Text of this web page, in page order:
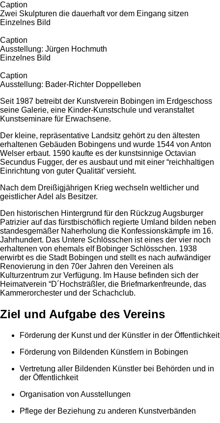
Caption
Zwei Skulpturen die dauerhaft vor dem Eingang sitzen
Einzelnes Bild
Caption
Ausstellung: Jürgen Hochmuth
Einzelnes Bild
Caption
Ausstellung: Bader-Richter Doppelleben
Seit 1987 betreibt der Kunstverein Bobingen im Erdgeschoss
seine Galerie, eine Kinder-Kunstschule und veranstaltet
Kunstseminare für Erwachsene.
Der kleine, repräsentative Landsitz gehört zu den ältesten
erhaltenen Gebäuden Bobingens und wurde 1544 von Anton
Welser erbaut. 1590 kaufte es der kunstsinnige Octavian
Secundus Fugger, der es ausbaut und mit einer “reichhaltigen
Einrichtung von guter Qualität’ versieht.
Nach dem Dreißigjährigen Krieg wechseln weltlicher und
geistlicher Adel als Besitzer.
Den historischen Hintergrund für den Rückzug Augsburger
Patrizier auf das fürstbischöflich regierte Umland bilden neben
standesgemäßer Naherholung die Konfessionskämpfe im 16.
Jahrhundert. Das Untere Schlösschen ist eines der vier noch
erhaltenen von ehemals elf Bobinger Schlösschen. 1938
erwirbt es die Stadt Bobingen und stellt es nach aufwändiger
Renovierung in den 70er Jahren den Vereinen als
Kulturzentrum zur Verfügung. Im Hause befinden sich der
Heimatverein “D´Hochsträßler, die Briefmarkenfreunde, das
Kammerorchester und der Schachclub.
Ziel und Aufgabe des Vereins
Förderung der Kunst und der Künstler in der Öffentlichkeit
Förderung von Bildenden Künstlern in Bobingen
Vertretung aller Bildenden Künstler bei Behörden und in
der Öffentlichkeit
Organisation von Ausstellungen
Pflege der Beziehung zu anderen Kunstverbänden